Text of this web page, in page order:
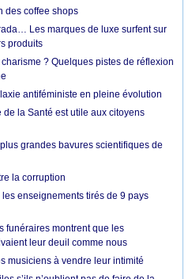
des coffee shops
Les marques de luxe surfent sur
produits
? Quelques pistes de réflexion
antiféministe en pleine évolution
la Santé est utile aux citoyens
grandes bavures scientifiques de
la corruption
enseignements tirés de 9 pays
funéraires montrent que les
leur deuil comme nous
musiciens à vendre leur intimité